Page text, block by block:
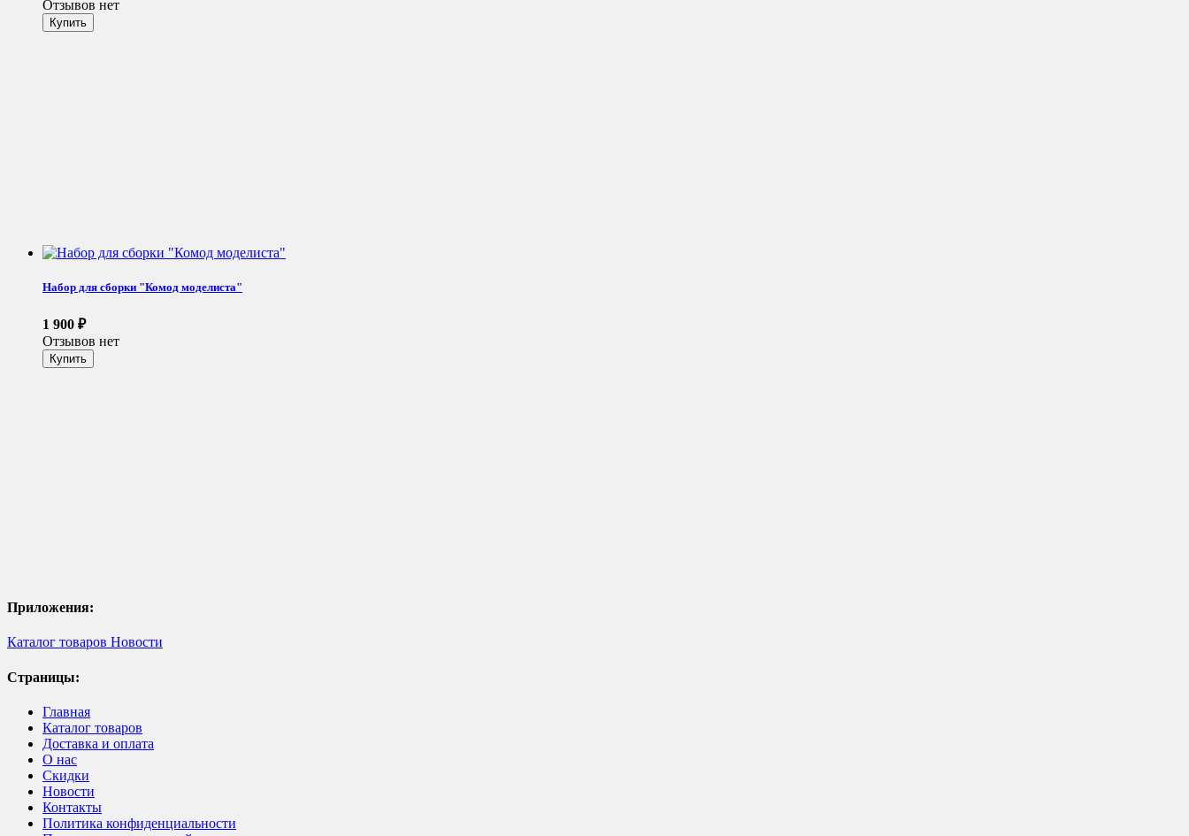
Отзывов нет
Набор для сборки "Комод моделиста"
1 900 ₽
Отзывов нет
Приложения:
Каталог товаров Новости
Страницы:
Главная
Каталог товаров
Доставка и оплата
О нас
Скидки
Новости
Контакты
Политика конфиденциальности